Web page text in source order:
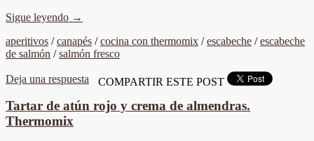
Sigue leyendo →
aperitivos /canapés /cocina con thermomix /escabeche /escabeche
de salmón /salmón fresco
Deja una respuesta COMPARTIR ESTE POST
Tartar de atún rojo y crema de almendras.
Thermomix